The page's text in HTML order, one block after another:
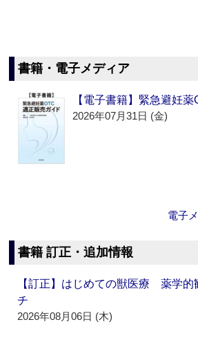
書籍・電子メディア
【電子書籍】緊急避妊
2026年07月31日 (金)
電子
書籍 訂正・追加情報
【訂正】はじめての獣医療 薬学的
チ
2026年08月06日 (木)